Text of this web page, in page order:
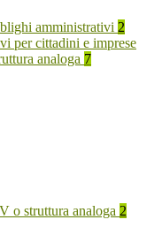
amministrativi 2
per cittadini e imprese
analoga 7
o struttura analoga 2